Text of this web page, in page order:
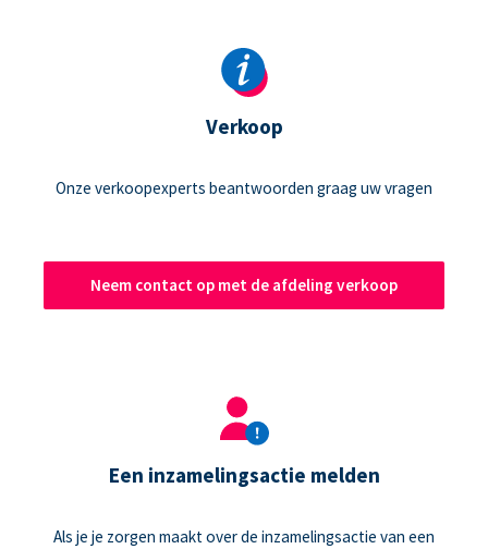
Verkoop
Onze verkoopexperts beantwoorden graag uw vragen
Neem contact op met de afdeling verkoop
Een inzamelingsactie melden
Als je je zorgen maakt over de inzamelingsactie van een